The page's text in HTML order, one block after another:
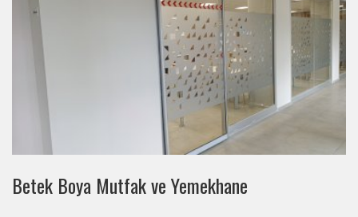
Betek Boya Mutfak ve Yemekhane